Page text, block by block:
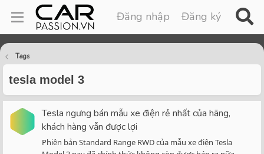
Đăng nhập Đăng ký
Tags
tesla model 3
Tesla ngưng bán mẫu xe điện rẻ nhất của hãng,
khách hàng vẫn được lợi
Phiên bản Standard Range RWD của mẫu xe điện Tesla